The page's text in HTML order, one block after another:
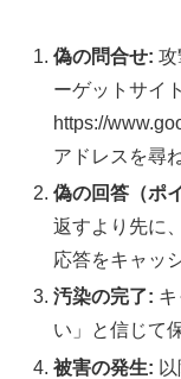
偽の問合せ: 攻
ーゲットサイ
https://
アドレスを尋
偽の回答（ポ
返すより先に
応答をキャッ
汚染の完了:
い」と信じて
被害の発生: